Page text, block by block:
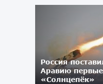
Россия
Аравию
«Солнцепёк»
11.04.2019